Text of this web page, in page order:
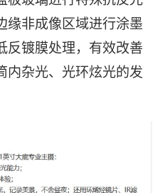
缘非成像区域进行涂墨
反镀膜处理，有效改善
内杂光、光环炫光的发